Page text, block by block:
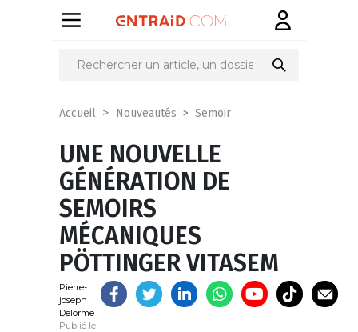
Partager
Accueil Nouveautés Semoir
UNE NOUVELLE
GÉNÉRATION DE
SEMOIRS
MÉCANIQUES
PÖTTINGER VITASEM
Pierre-
joseph
Delorme
Publié le